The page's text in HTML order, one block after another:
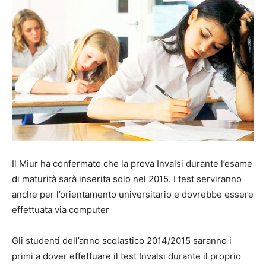
Il Miur ha confermato che la prova Invalsi durante l’esame
di maturità sarà inserita solo nel 2015. I test serviranno
anche per l’orientamento universitario e dovrebbe essere
effettuata via computer
Gli studenti dell’anno scolastico 2014/2015 saranno i
primi a dover effettuare il test Invalsi durante il proprio